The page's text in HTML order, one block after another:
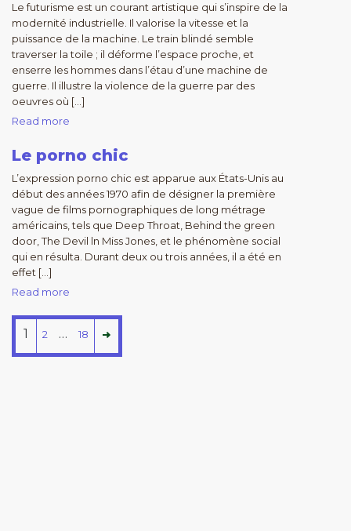
Le futurisme est un courant artistique qui s’inspire de la
modernité industrielle. Il valorise la vitesse et la
puissance de la machine. Le train blindé semble
traverser la toile ; il déforme l’espace proche, et
enserre les hommes dans l’étau d’une machine de
guerre. Il illustre la violence de la guerre par des
oeuvres où […]
Read more
Le porno chic
L’expression porno chic est apparue aux États-Unis au
début des années 1970 afin de désigner la première
vague de films pornographiques de long métrage
américains, tels que Deep Throat, Behind the green
door, The Devil ln Miss Jones, et le phénomène social
qui en résulta. Durant deux ou trois années, il a été en
effet […]
Read more
1 2 … 18